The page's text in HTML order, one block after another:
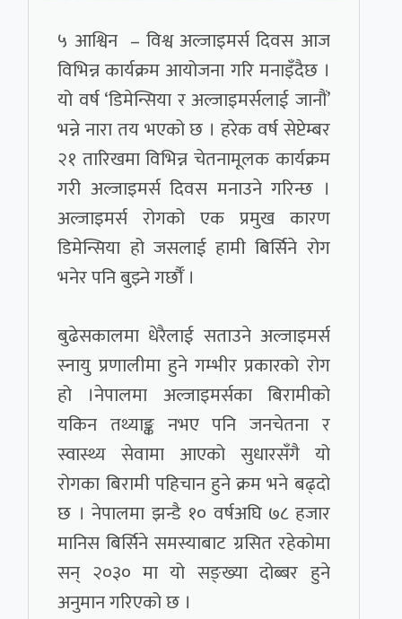
५ आश्विन – विश्व अल्जाइमर्स दिवस आज
विभिन्न कार्यक्रम आयोजना गरि मनाइँदैछ ।
यो वर्ष ‘डिमेन्सिया र अल्जाइमर्सलाई जानौं’
भन्ने नारा तय भएको छ । हरेक वर्ष सेप्टेम्बर
२१ तारिखमा विभिन्न चेतनामूलक कार्यक्रम
गरी अल्जाइमर्स दिवस मनाउने गरिन्छ ।
अल्जाइमर्स रोगको एक प्रमुख कारण
डिमेन्सिया हो जसलाई हामी बिर्सिने रोग
भनेर पनि बुझ्ने गर्छौँ ।
बुढेसकालमा धेरैलाई सताउने अल्जाइमर्स
स्नायु प्रणालीमा हुने गम्भीर प्रकारको रोग
हो ।नेपालमा अल्जाइमर्सका बिरामीको
यकिन तथ्याङ्क नभए पनि जनचेतना र
स्वास्थ्य सेवामा आएको सुधारसँगै यो
रोगका बिरामी पहिचान हुने क्रम भने बढ्दो
छ । नेपालमा झन्डै १० वर्षअघि ७८ हजार
मानिस बिर्सिने समस्याबाट ग्रसित रहेकोमा
सन् २०३० मा यो सङ्ख्या दोब्बर हुने
अनुमान गरिएको छ ।